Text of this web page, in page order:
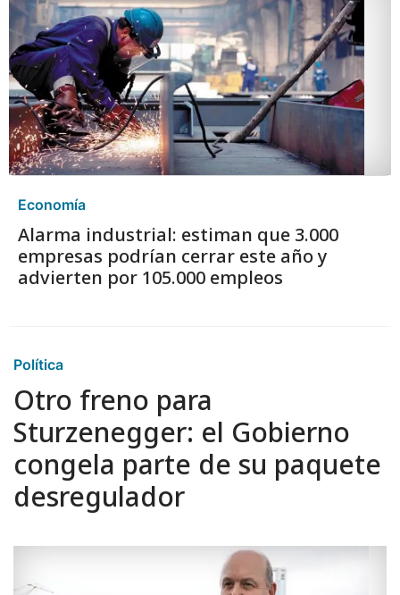
Economía
Alarma industrial: estiman que 3.000
empresas podrían cerrar este año y
advierten por 105.000 empleos
Política
Otro freno para
Sturzenegger: el Gobierno
congela parte de su paquete
desregulador